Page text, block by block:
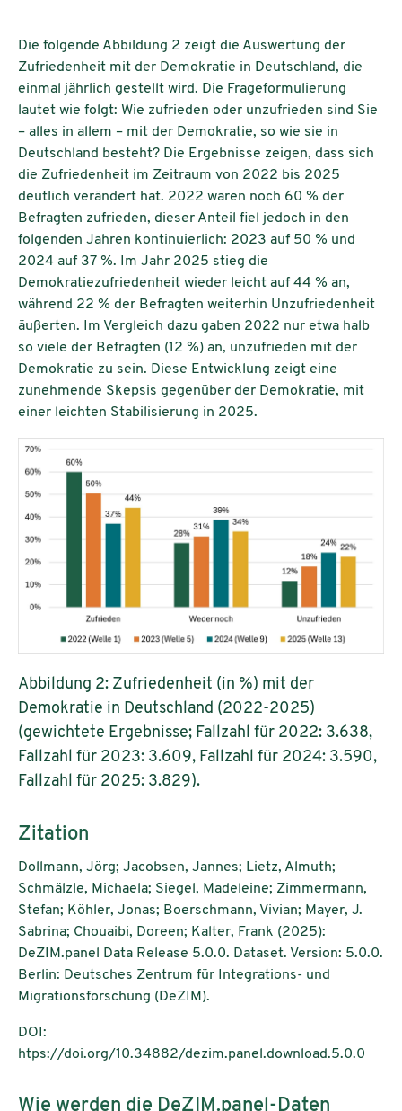
Die folgende Abbildung 2 zeigt die Auswertung der
Zufriedenheit mit der Demokratie in Deutschland, die
einmal jährlich gestellt wird. Die Frageformulierung
lautet wie folgt: Wie zufrieden oder unzufrieden sind Sie
– alles in allem – mit der Demokratie, so wie sie in
Deutschland besteht? Die Ergebnisse zeigen, dass sich
die Zufriedenheit im Zeitraum von 2022 bis 2025
deutlich verändert hat. 2022 waren noch 60 % der
Befragten zufrieden, dieser Anteil fiel jedoch in den
folgenden Jahren kontinuierlich: 2023 auf 50 % und
2024 auf 37 %. Im Jahr 2025 stieg die
Demokratiezufriedenheit wieder leicht auf 44 % an,
während 22 % der Befragten weiterhin Unzufriedenheit
äußerten. Im Vergleich dazu gaben 2022 nur etwa halb
so viele der Befragten (12 %) an, unzufrieden mit der
Demokratie zu sein. Diese Entwicklung zeigt eine
zunehmende Skepsis gegenüber der Demokratie, mit
einer leichten Stabilisierung in 2025.
Abbildung 2: Zufriedenheit (in %) mit der
Demokratie in Deutschland (2022-2025)
(gewichtete Ergebnisse; Fallzahl für 2022: 3.638,
Fallzahl für 2023: 3.609, Fallzahl für 2024: 3.590,
Fallzahl für 2025: 3.829).
Zitation
Dollmann, Jörg; Jacobsen, Jannes; Lietz, Almuth;
Schmälzle, Michaela; Siegel, Madeleine; Zimmermann,
Stefan; Köhler, Jonas; Boerschmann, Vivian; Mayer, J.
Sabrina; Chouaibi, Doreen; Kalter, Frank (2025):
DeZIM.panel Data Release 5.0.0. Dataset. Version: 5.0.0.
Berlin: Deutsches Zentrum für Integrations- und
Migrationsforschung (DeZIM).
DOI:
htps://doi.org/10.34882/dezim.panel.download.5.0.0
Wie werden die DeZIM.panel-Daten